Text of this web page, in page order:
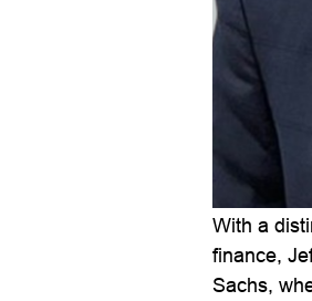
With a
finance,
Sachs,